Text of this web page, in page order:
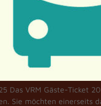
Das VRM Gäste-Ticket
Sie möchten einerseits